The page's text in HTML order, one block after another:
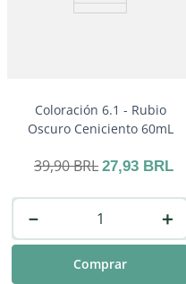
Coloración 6.1 - Rubio
Oscuro Ceniciento 60mL
39,90BRL 27,93 BRL
＋
－
Comprar